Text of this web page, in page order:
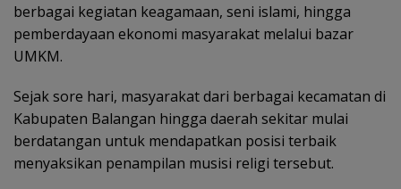
berbagai kegiatan keagamaan, seni islami, hingga
pemberdayaan ekonomi masyarakat melalui bazar
UMKM.
Sejak sore hari, masyarakat dari berbagai kecamatan di
Kabupaten Balangan hingga daerah sekitar mulai
berdatangan untuk mendapatkan posisi terbaik
menyaksikan penampilan musisi religi tersebut.